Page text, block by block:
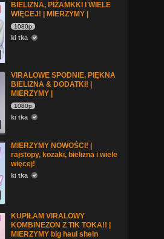
BIELIZNA, PIŻAMKKI I WIELE
WIĘCEJ! | MIERZYMY |
1080p
ki tka
VIRALOWE SPODNIE, PIĘKNA
BIELIZNA & DODATKI! |
MIERZYMY |
1080p
ki tka
MIERZYMY NOWOŚCI! |
rajstopy, kozaki, bielizna i wiele
więcej!
ki tka
KUPIŁAM VIRALOWY
KOMBINEZON Z TIK TOKA!! |
MIERZYMY big haul shein